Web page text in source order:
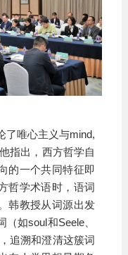
了唯心主义与mind,
指出，西方哲学自
的一个共同特征即
哲学术语时，语词
韩教授从词源出发
如soul和Seele、
追溯和澄清这簇词